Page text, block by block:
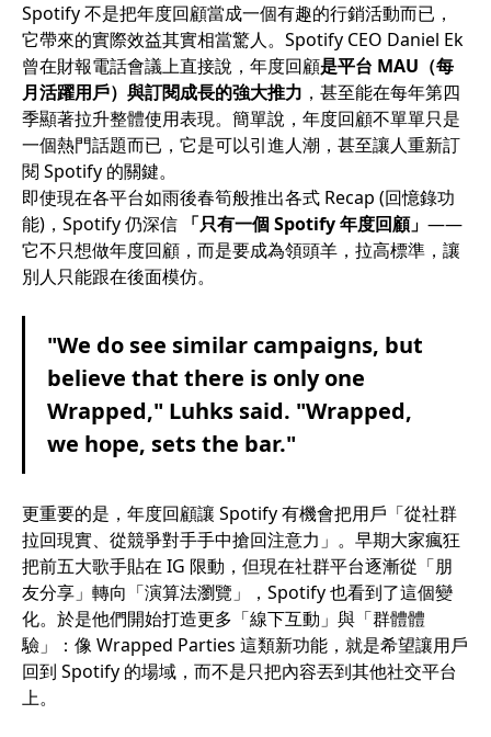
Spotify 不是把年度回顧當成一個有趣的行銷活動而已，
它帶來的實際效益其實相當驚人。Spotify CEO Daniel Ek
曾在財報電話會議上直接說，年度回顧是平台 MAU（每
月活躍用戶）與訂閱成長的強大推力 ，甚至能在每年第四
季顯著拉升整體使用表現。簡單說，年度回顧不單單只是
一個熱門話題而已，它是可以引進人潮，甚至讓人重新訂
閱 Spotify 的關鍵。
即使現在各平台如雨後春筍般推出各式 Recap (回憶錄功
能)，Spotify 仍深信 「只有一個 Spotify 年度回顧」 ——
它不只想做年度回顧，而是要成為領頭羊，拉高標準，讓
別人只能跟在後面模仿。
"We do see similar campaigns, but
believe that there is only one
Wrapped," Luhks said. "Wrapped,
we hope, sets the bar."
更重要的是，年度回顧讓 Spotify 有機會把用戶「從社群
拉回現實、從競爭對手手中搶回注意力」。早期大家瘋狂
把前五大歌手貼在 IG 限動，但現在社群平台逐漸從「朋
友分享」轉向「演算法瀏覽」，Spotify 也看到了這個變
化。於是他們開始打造更多「線下互動」與「群體體
驗」：像 Wrapped Parties 這類新功能，就是希望讓用戶
回到 Spotify 的場域，而不是只把內容丟到其他社交平台
上。